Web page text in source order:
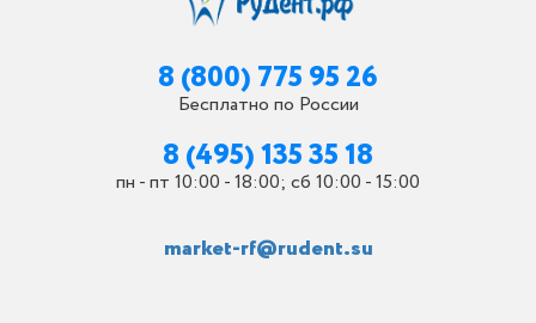
8 (800) 775 95 26
Бесплатно по России
8 (495) 135 35 18
пн - пт 10:00 - 18:00; сб 10:00 - 15:00
market-rf@rudent.su